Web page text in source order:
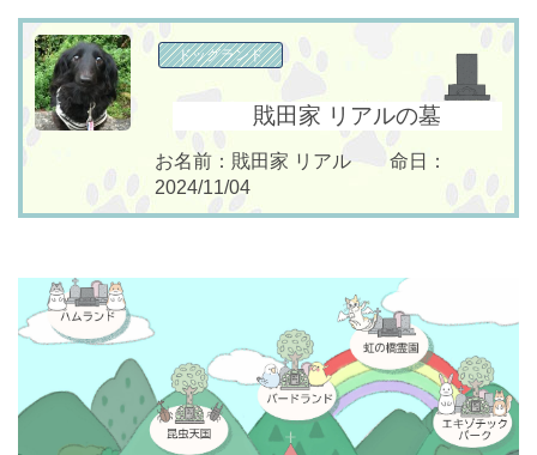
ドッグランド
戝田家 リアルの墓
お名前：戝田家 リアル 命日：
2024/11/04